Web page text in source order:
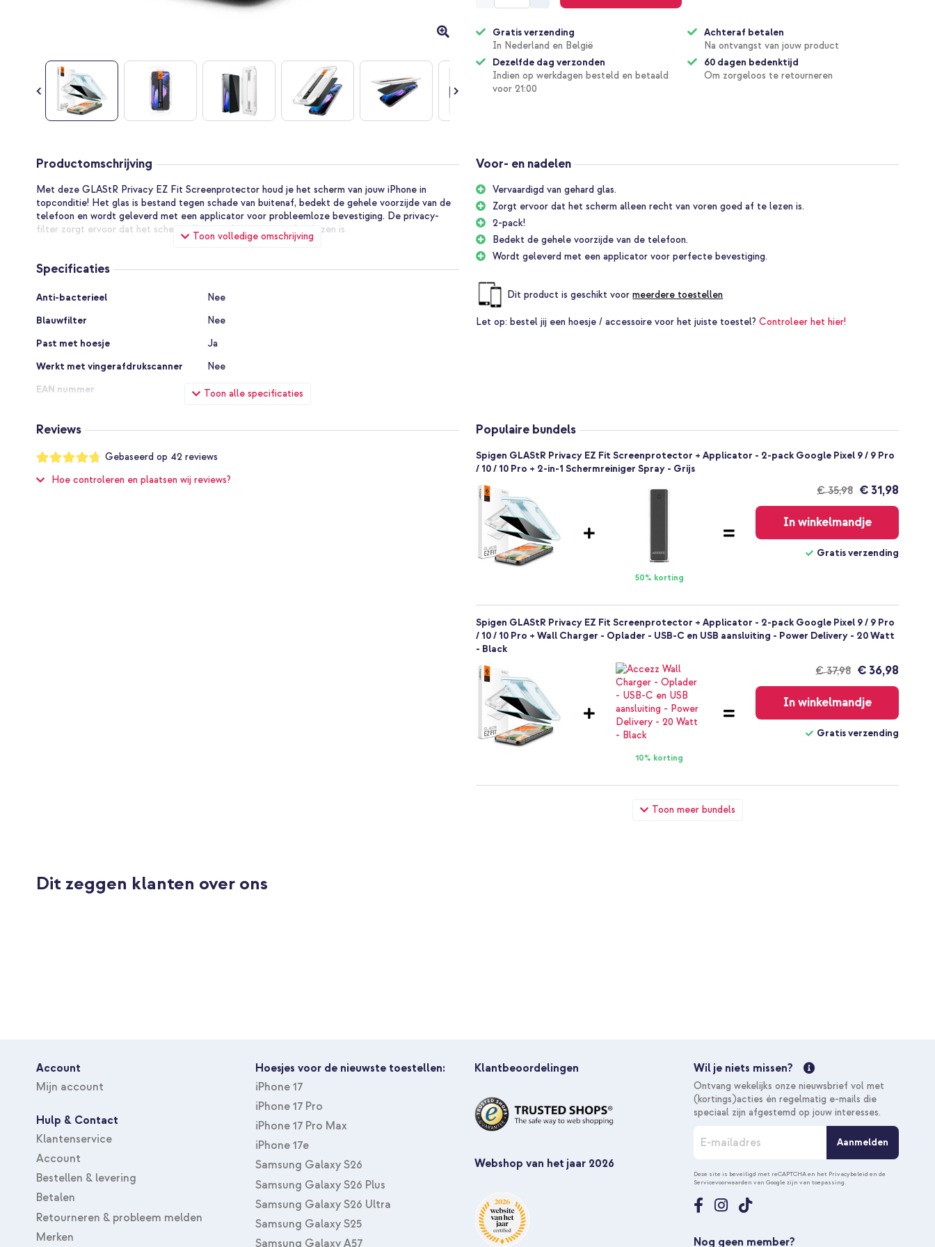
naar
het
begin
van
de
afbeeldingen-
Gratis verzending
In Nederland en België
Dezelfde dag verzonden
Indien op werkdagen besteld en betaald
voor 21:00
Achteraf betalen
Na ontvangst van jouw product
60 dagen bedenktijd
Om zorgeloos te retourneren
Productomschrijving
Toon volledige omschrijving
Met deze GLAStR Privacy EZ Fit Screenprotector houd je het scherm van jouw iPhone in
topconditie! Het glas is bestand tegen schade van buitenaf, bedekt de gehele voorzijde van de
telefoon en wordt geleverd met een applicator voor probleemloze bevestiging. De privacy-
filter zorgt ervoor dat het scherm alleen recht van voren af te lezen is.
Voor- en nadelen
Vervaardigd van gehard glas.
Zorgt ervoor dat het scherm alleen recht van voren goed af te lezen is.
2-pack!
Bedekt de gehele voorzijde van de telefoon.
Wordt geleverd met een applicator voor perfecte bevestiging.
Dit product is geschikt voormeerdere toestellen
Let op: bestel jij een hoesje / accessoire voor het juiste toestel?Controleer het hier!
Specificaties
Toon alle specificaties
Specificaties
Anti-bacterieel
Nee
Blauwfilter
Nee
Past met hoesje
Ja
Werkt met vingerafdrukscanner
Nee
EAN nummer
8800283301373
Artikelnummer leverancier
Kleur
Transparant
Materiaal
Glas
Reviews
Waardering:
94
%
of
100
Gebaseerd op 42 reviews
Hoe controleren en plaatsen wij reviews?
Populaire bundels
Toon meer bundels
Spigen GLAStR Privacy EZ Fit Screenprotector + Applicator - 2-pack Google Pixel 9 / 9 Pro
/ 10 / 10 Pro + 2-in-1 Schermreiniger Spray - Grijs
50% korting
€ 35,98
Gratis
verzending
€ 31,98
In winkelmandje
Gratis verzending
Spigen GLAStR Privacy EZ Fit Screenprotector + Applicator - 2-pack Google Pixel 9 / 9 Pro
/ 10 / 10 Pro + Wall Charger - Oplader - USB-C en USB aansluiting - Power Delivery - 20 Watt
- Black
10% korting
€ 37,98
Gratis
verzending
€ 36,98
In winkelmandje
Gratis verzending
Spigen GLAStR Privacy EZ Fit Screenprotector + Applicator - 2-pack Google Pixel 9 / 9 Pro
/ 10 / 10 Pro + Geweven USB-C naar USB-C kabel 60W - 1,5 meter - Bolt Black
Dit zeggen klanten over ons
Account
Mijn account
Hulp & Contact
Klantenservice
Account
Bestellen & levering
Betalen
Retourneren & probleem melden
Merken
Hoesjes voor de nieuwste toestellen:
iPhone 17
iPhone 17 Pro
iPhone 17 Pro Max
iPhone 17e
Samsung Galaxy S26
Samsung Galaxy S26 Plus
Samsung Galaxy S26 Ultra
Samsung Galaxy S25
Samsung Galaxy A57
Klantbeoordelingen
Webshop van het jaar 2026
Wil je niets missen?
Ontvang wekelijks onze nieuwsbrief vol met
(kortings)acties én regelmatig e-mails die
speciaal zijn afgestemd op jouw interesses.
n
n
e
e
u
Aanmelden
Deze site is beveiligd met reCAPTCHA en het Privacybeleid en de
Servicevoorwaarden van Google zijn van toepassing.
Nog geen member?